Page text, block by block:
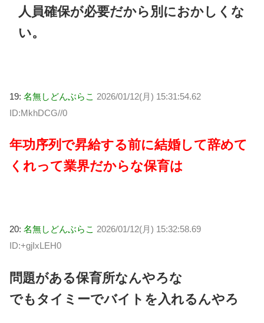
人員確保が必要だから別におかしくな
い。
19: 名無しどんぶらこ 2026/01/12(月) 15:31:54.62
ID:MkhDCG//0
年功序列で昇給する前に結婚して辞めて
くれって業界だからな保育は
20: 名無しどんぶらこ 2026/01/12(月) 15:32:58.69
ID:+gjIxLEH0
問題がある保育所なんやろな
でもタイミーでバイトを入れるんやろ